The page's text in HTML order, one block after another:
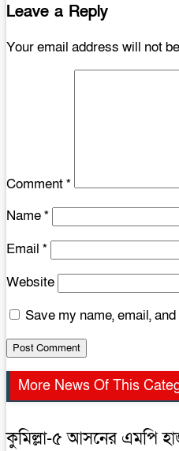
Leave a Reply
Your email address will not
Comment*
Name*
Email *
Website
Save my name, email,
More News Of This
কুমিল্লা-৫ আসনের এমপি